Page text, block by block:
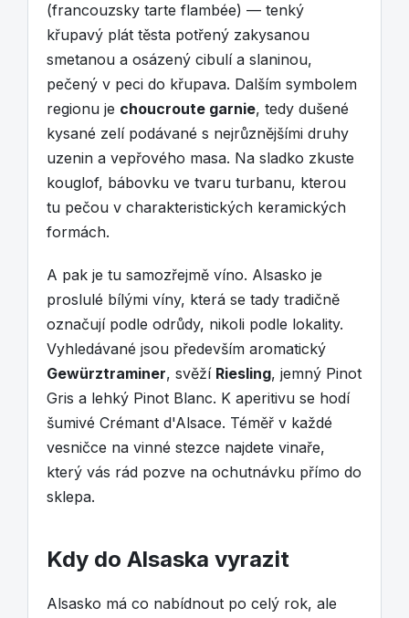
(francouzsky tarte flambée) — tenký
křupavý plát těsta potřený zakysanou
smetanou a osázený cibulí a slaninou,
pečený v peci do křupava. Dalším symbolem
regionu je choucroute garnie, tedy dušené
kysané zelí podávané s nejrůznějšími druhy
uzenin a vepřového masa. Na sladko zkuste
kouglof, bábovku ve tvaru turbanu, kterou
tu pečou v charakteristických keramických
formách.
A pak je tu samozřejmě víno. Alsasko je
proslulé bílými víny, která se tady tradičně
označují podle odrůdy, nikoli podle lokality.
Vyhledávané jsou především aromatický
Gewürztraminer, svěží Riesling, jemný Pinot
Gris a lehký Pinot Blanc. K aperitivu se hodí
šumivé Crémant d'Alsace. Téměř v každé
vesničce na vinné stezce najdete vinaře,
který vás rád pozve na ochutnávku přímo do
sklepa.
Kdy do Alsaska vyrazit
Alsasko má co nabídnout po celý rok, ale